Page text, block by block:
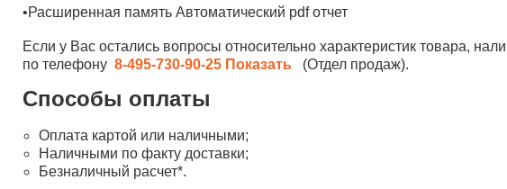
•Расширенная память Автоматический pdf отчет
Если у Вас остались вопросы относительно характеристик товара,
по телефону 8-495-730-90-25 Показать (Отдел продаж).
Способы оплаты
Оплата картой или наличными;
Наличными по факту доставки;
Безналичный расчет*.